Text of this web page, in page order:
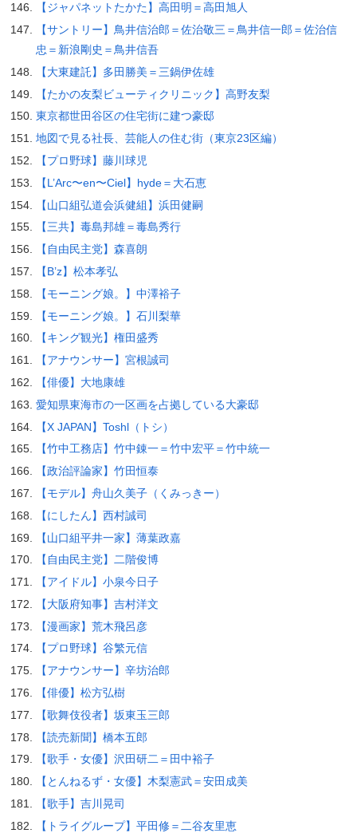
【ジャパネットたかた】高田明＝高田旭人
【サントリー】鳥井信治郎＝佐治敬三＝鳥井信一郎＝佐治信
忠＝新浪剛史＝鳥井信吾
【大東建託】多田勝美＝三鍋伊佐雄
【たかの友梨ビューティクリニック】高野友梨
東京都世田谷区の住宅街に建つ豪邸
地図で見る社長、芸能人の住む街（東京23区編）
【プロ野球】藤川球児
【L’Arc〜en〜Ciel】hyde＝大石恵
【山口組弘道会浜健組】浜田健嗣
【三共】毒島邦雄＝毒島秀行
【自由民主党】森喜朗
【B’z】松本孝弘
【モーニング娘。】中澤裕子
【モーニング娘。】石川梨華
【キング観光】権田盛秀
【アナウンサー】宮根誠司
【俳優】大地康雄
愛知県東海市の一区画を占拠している大豪邸
【X JAPAN】Toshl（トシ）
【竹中工務店】竹中錬一＝竹中宏平＝竹中統一
【政治評論家】竹田恒泰
【モデル】舟山久美子（くみっきー）
【にしたん】西村誠司
【山口組平井一家】薄葉政嘉
【自由民主党】二階俊博
【アイドル】小泉今日子
【大阪府知事】吉村洋文
【漫画家】荒木飛呂彦
【プロ野球】谷繁元信
【アナウンサー】辛坊治郎
【俳優】松方弘樹
【歌舞伎役者】坂東玉三郎
【読売新聞】橋本五郎
【歌手・女優】沢田研二＝田中裕子
【とんねるず・女優】木梨憲武＝安田成美
【歌手】吉川晃司
【トライグループ】平田修＝二谷友里恵